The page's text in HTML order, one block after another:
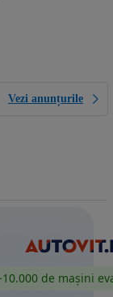
Vezi anunțurile
de mașini